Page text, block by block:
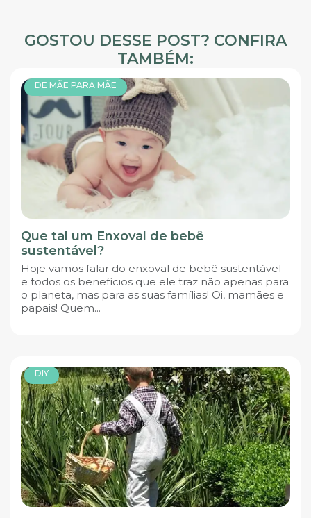
GOSTOU DESSE POST? CONFIRA
TAMBÉM:
DE MÃE PARA MÃE
Que tal um Enxoval de bebê
sustentável?
Hoje vamos falar do enxoval de bebê sustentável
e todos os benefícios que ele traz não apenas para
o planeta, mas para as suas famílias! Oi, mamães e
papais! Quem...
DIY